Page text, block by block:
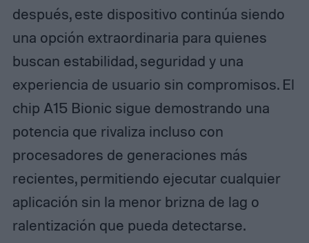
después, este dispositivo continúa siendo
una opción extraordinaria para quienes
buscan estabilidad, seguridad y una
experiencia de usuario sin compromisos. El
chip A15 Bionic sigue demostrando una
potencia que rivaliza incluso con
procesadores de generaciones más
recientes, permitiendo ejecutar cualquier
aplicación sin la menor brizna de lag o
ralentización que pueda detectarse.